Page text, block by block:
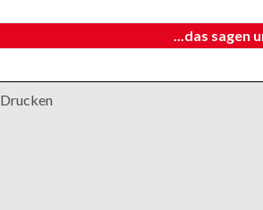
...das sagen
Drucken